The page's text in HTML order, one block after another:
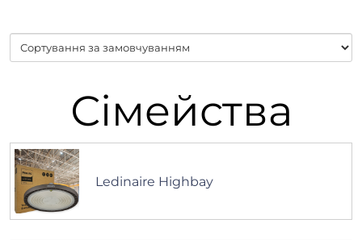
Сімейства
Ledinaire Highbay